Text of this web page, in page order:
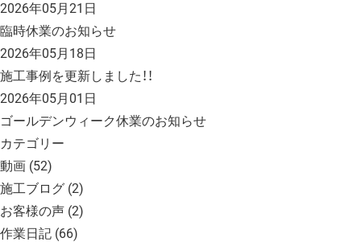
2026年05月21日
臨時休業のお知らせ
2026年05月18日
施工事例を更新しました！！
2026年05月01日
ゴールデンウィーク休業のお知らせ
カテゴリー
動画 (52)
施工ブログ (2)
お客様の声 (2)
作業日記 (66)